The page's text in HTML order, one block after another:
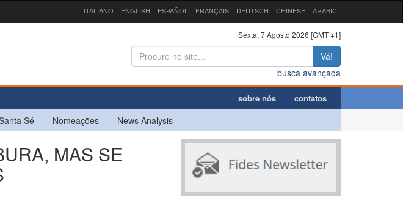
ITALIANO ENGLISH ESPAÑOL FRANÇAIS DEUTSCH CHINESE ARABIC
Sexta, 7 Agosto 2026 [GMT +1]
Vá!
busca avançada
sobre nós contatos
Sé Nomeações News Analysis
MAS SE